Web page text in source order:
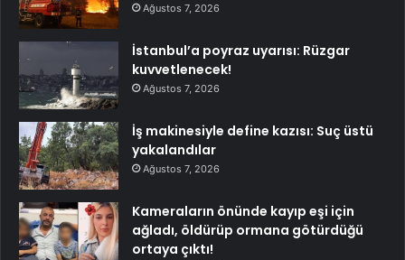
Ağustos 7, 2026
İstanbul’a poyraz uyarısı: Rüzgar
kuvvetlenecek!
Ağustos 7, 2026
İş makinesiyle define kazısı: Suç üstü
yakalandılar
Ağustos 7, 2026
Kameraların önünde kayıp eşi için
ağladı, öldürüp ormana götürdüğü
ortaya çıktı!